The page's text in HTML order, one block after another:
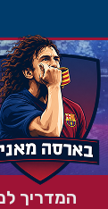
המדריך